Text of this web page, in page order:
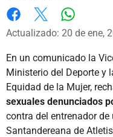
Facebook
X
Actualizado: 20 de ene,
En un comunicado la
Ministerio del Deporte y
Equidad de la Mujer,
sexuales denunciados
contra del entrenador
Santandereana de